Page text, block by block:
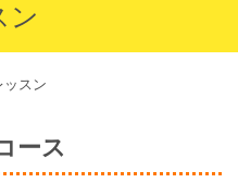
ン
ッスン
ース